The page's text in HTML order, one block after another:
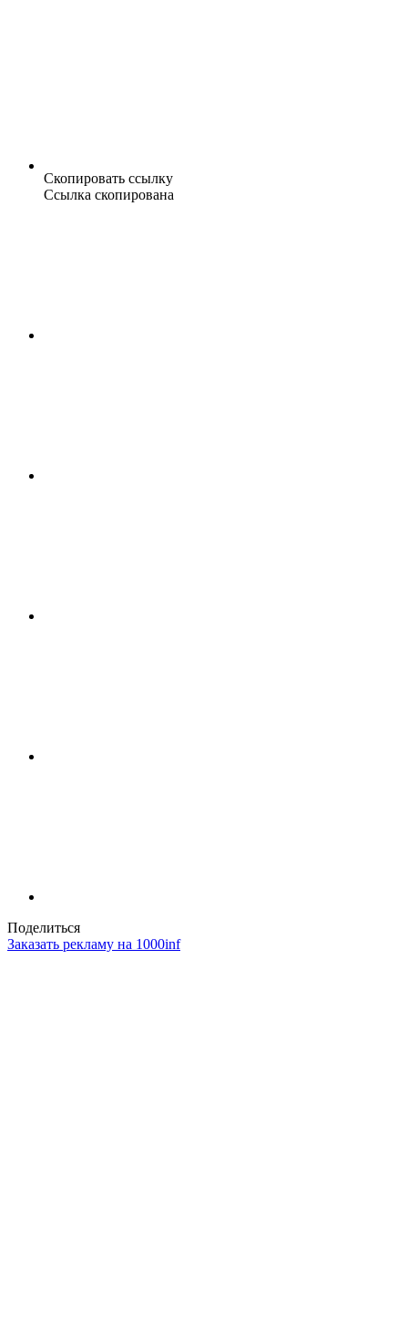
Скопировать ссылку
Ссылка скопирована
Поделиться
Заказать рекламу на 1000inf